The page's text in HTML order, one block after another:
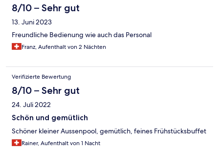
8/10 – Sehr gut
13. Juni 2023
Freundliche Bedienung wie auch das Personal
Franz, Aufenthalt von 2 Nächten
Verifizierte Bewertung
8/10 – Sehr gut
24. Juli 2022
Schön und gemütlich
Schöner kleiner Aussenpool, gemütlich, feines Frühstücksbuffet
Rainer, Aufenthalt von 1 Nacht